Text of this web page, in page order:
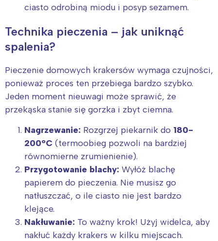
ciasto odrobiną miodu i posyp sezamem.
Technika pieczenia – jak uniknąć
spalenia?
Pieczenie domowych krakersów wymaga czujności,
ponieważ proces ten przebiega bardzo szybko.
Jeden moment nieuwagi może sprawić, że
przekąska stanie się gorzka i zbyt ciemna.
Nagrzewanie: Rozgrzej piekarnik do 180-
200°C (termoobieg pozwoli na bardziej
równomierne zrumienienie).
Przygotowanie blachy: Wyłóż blachę
papierem do pieczenia. Nie musisz go
natłuszczać, o ile ciasto nie jest bardzo
klejące.
Nakłuwanie: To ważny krok! Użyj widelca, aby
nakłuć każdy krakers w kilku miejscach.
Interesują mnie wydarzenia z
tego regionu: